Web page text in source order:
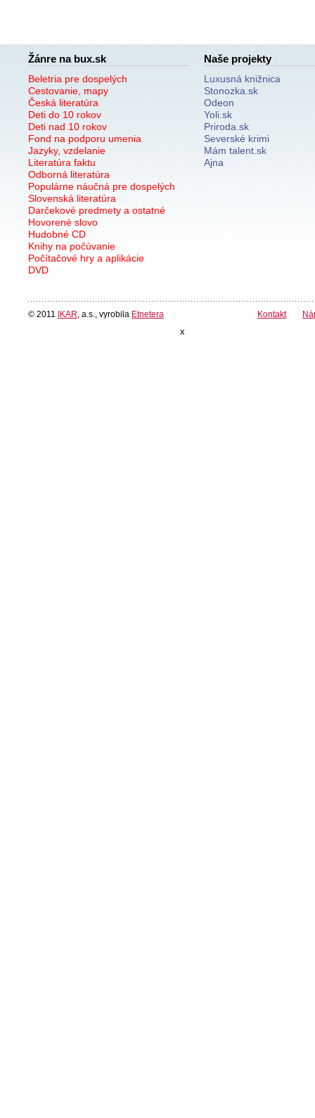
Žánre na bux.sk
Beletria pre dospelých
Cestovanie, mapy
Česká literatúra
Deti do 10 rokov
Deti nad 10 rokov
Fond na podporu umenia
Jazyky, vzdelanie
Literatúra faktu
Odborná literatúra
Populárne náučná pre dospelých
Slovenská literatúra
Darčekové predmety a ostatné
Hovorené slovo
Hudobné CD
Knihy na počúvanie
Počítačové hry a aplikácie
DVD
Naše projekty
Luxusná knižnica
Stonozka.sk
Odeon
Yoli.sk
Priroda.sk
Severské krimi
Mám talent.sk
Ajna
© 2011 IKAR , a.s., vyrobila Etnetera Kontakt
x